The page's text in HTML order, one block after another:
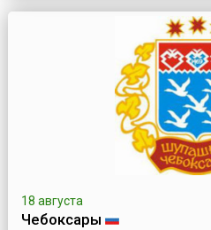
18 августа
Чебоксары